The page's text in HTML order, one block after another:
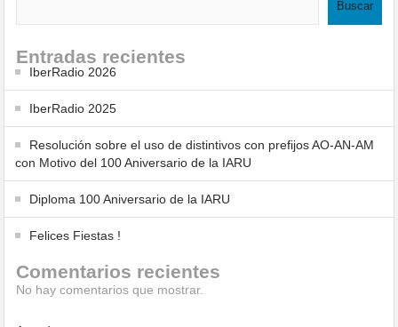
Buscar
Entradas recientes
IberRadio 2026
IberRadio 2025
Resolución sobre el uso de distintivos con prefijos AO-AN-AM
con Motivo del 100 Aniversario de la IARU
Diploma 100 Aniversario de la IARU
Felices Fiestas !
Comentarios recientes
No hay comentarios que mostrar.